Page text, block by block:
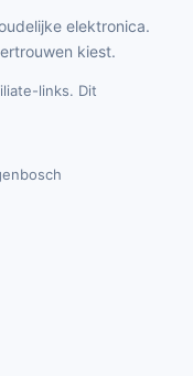
elektronica.
kiest.
links. Dit